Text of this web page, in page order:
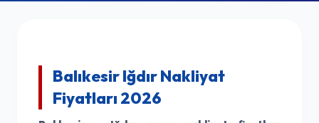
Balıkesir Iğdır Nakliyat
Fiyatları 2026